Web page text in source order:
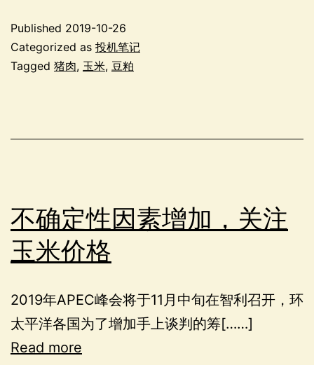
Published 2019-10-26
Categorized as 投机笔记
Tagged 猪肉, 玉米, 豆粕
不确定性因素增加，关注
玉米价格
2019年APEC峰会将于11月中旬在智利召开，环
太平洋各国为了增加手上谈判的筹[……]
Read more